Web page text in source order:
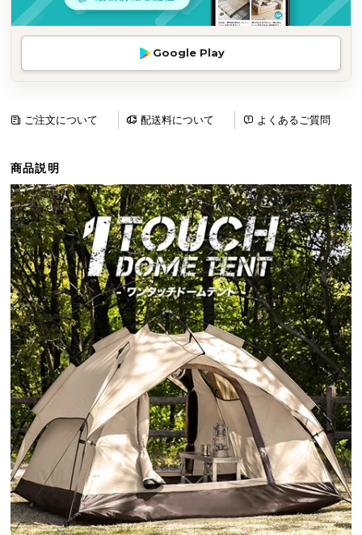
品
か
す
イ
ン
テ
リ
ア
テ
イ
ス
ト
か
ら
探
す
イ
Google Play
ご注文について 配送料について よくあるご質問
商品説明